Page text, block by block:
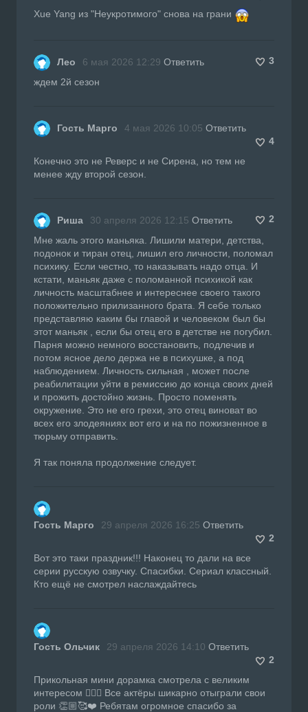
Xue Yang из "Неукротимого" снова на грани
Лео 6 мая 2026 12:29 Ответить
3
ждем 2й сезон
Гость Марго 4 мая 2026 10:05 Ответить
4
Конечно это не Реверс и не Сирена, но тем не
менее жду второй сезон.
Риша 30 апреля 2026 12:15 Ответить
2
Мне жаль этого маньяка. Лишили матери, детства,
подонок и тиран отец, лишил его личности, поломал
психику. Если честно, то наказывать надо отца. И
кстати, маньяк даже с поломанной психикой как
личность масштабнее и интереснее своего такого
положительно прилизанного брата. Я себе только
представляю каким бы главой и человеком был бы
этот маньяк , если бы отец его в детстве не погубил.
Парня можно немного восстановить, подлечив и
потом ясное дело держа не в психушке, а под
наблюдением. Личность сильная , может после
реабилитации уйти в ремиссию до конца своих дней
и прожить достойно жизнь. Просто поменять
окружение. Это не его грехи, это отец виноват во
всех его злодеяниях вот его и на по пожизненное в
тюрьму отправить.
Я так поняла продолжение следует.
Гость Марго 29 апреля 2026 16:25 Ответить
2
Вот это таки праздник!!! Наконец то дали на все
серии русскую озвучку. Спасибки. Сериал классный.
Кто ещё не смотрел наслаждайтесь
Гость Ольчик 29 апреля 2026 14:10 Ответить
2
Прикольная мини дорамка смотрела с великим
интересом 👍🏼🔥 Все актёры шикарно отыграли свои
роли 👏🏼🥰❤️ Ребятам огромное спасибо за